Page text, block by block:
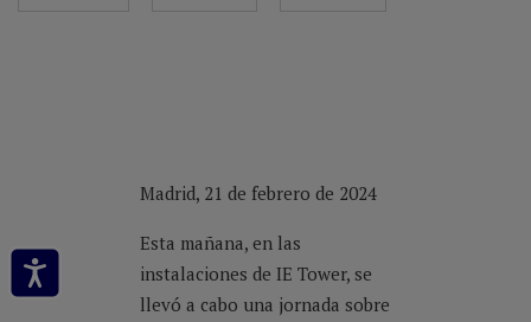
Madrid, 21 de febrero de 2024
Esta mañana, en las
instalaciones de IE Tower, se
llevó a cabo una jornada sobre